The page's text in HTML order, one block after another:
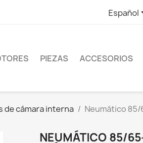
Español
PIEZAS ACCESORIOS
de cámara interna
Neumático
NEUMÁTICO 85/